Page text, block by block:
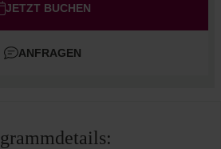
JETZT BUCHEN
ANFRAGEN